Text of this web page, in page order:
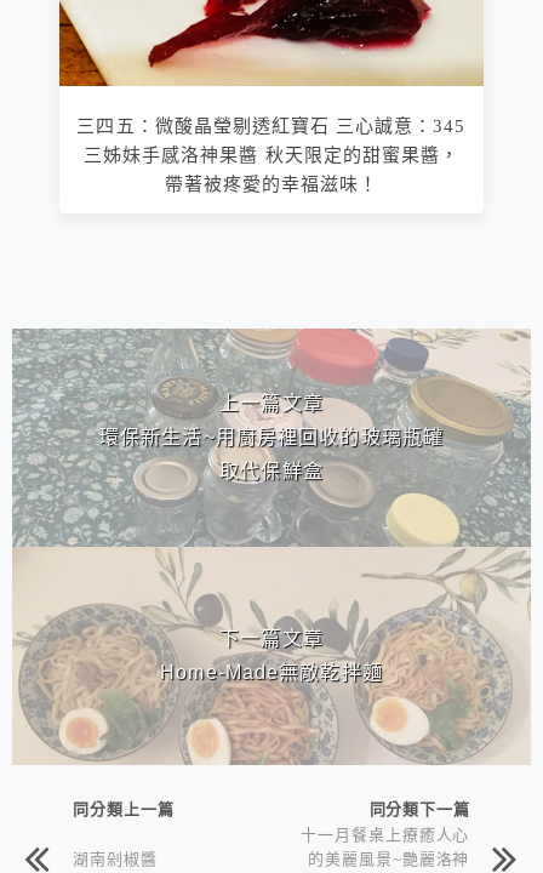
三四五：微酸晶瑩剔透紅寶石 三心誠意：345
三姊妹手感洛神果醬 秋天限定的甜蜜果醬，
帶著被疼愛的幸福滋味！
相連文章
上一篇文章
環保新生活~用廚房裡回收的玻璃瓶罐
取代保鮮盒
下一篇文章
Home-Made無敵乾拌麵
同分類上一篇
湖南剁椒醬
同分類下一篇
十一月餐桌上療癒人心
的美麗風景~艷麗洛神